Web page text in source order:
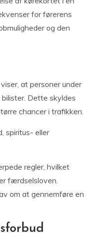
for førerens
og den
at personer under
Dette skyldes
chancer i trafikken.
spiritus- eller
regler, hvilket
færdselsloven.
om at gennemføre en